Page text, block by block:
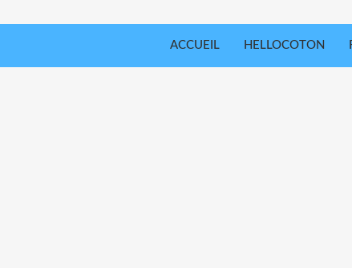
ACCUEIL HELLOCOTON